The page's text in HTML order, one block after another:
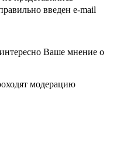
введен e-mail
Ваше мнение о
модерацию